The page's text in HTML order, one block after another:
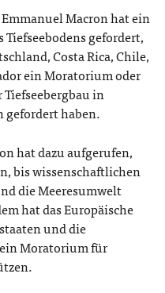
Macron hat ein
gefordert,
Costa Rica, Chile,
ein Moratorium oder
in
gefordert haben.
hat dazu aufgerufen,
bis wissenschaftlichen
die Meeresumwelt
hat das Europäische
und die
Moratorium für